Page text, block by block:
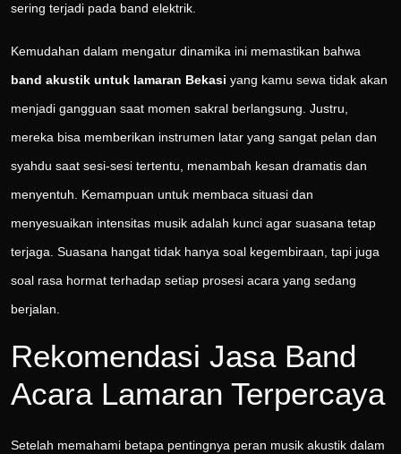
sering terjadi pada band elektrik.
Kemudahan dalam mengatur dinamika ini memastikan bahwa
band akustik untuk lamaran Bekasi yang kamu sewa tidak akan
menjadi gangguan saat momen sakral berlangsung. Justru,
mereka bisa memberikan instrumen latar yang sangat pelan dan
syahdu saat sesi-sesi tertentu, menambah kesan dramatis dan
menyentuh. Kemampuan untuk membaca situasi dan
menyesuaikan intensitas musik adalah kunci agar suasana tetap
terjaga. Suasana hangat tidak hanya soal kegembiraan, tapi juga
soal rasa hormat terhadap setiap prosesi acara yang sedang
berjalan.
Rekomendasi Jasa Band
Acara Lamaran Terpercaya
Setelah memahami betapa pentingnya peran musik akustik dalam